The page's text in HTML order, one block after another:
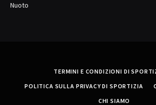
Nuoto
TERMINI E CONDIZIONI DI
POLITICA SULLA PRIVACY DI SPORTIZIA
CHI SIAMO